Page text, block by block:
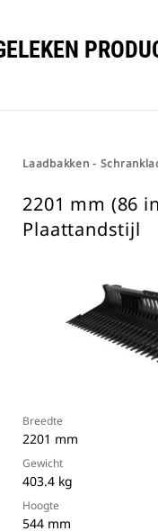
Laadbakken -
2201 mm (86
Plaattandstijl
Breedte
2201 mm
Gewicht
403.4 kg
Hoogte
544 mm